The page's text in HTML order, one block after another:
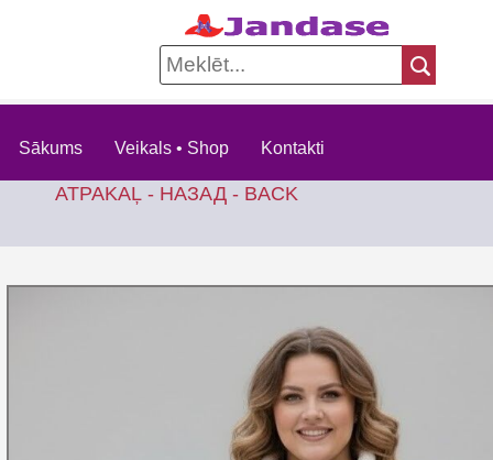
Sākums Veikals • Shop Kontakti
ATPAKAĻ - НАЗАД - BACK